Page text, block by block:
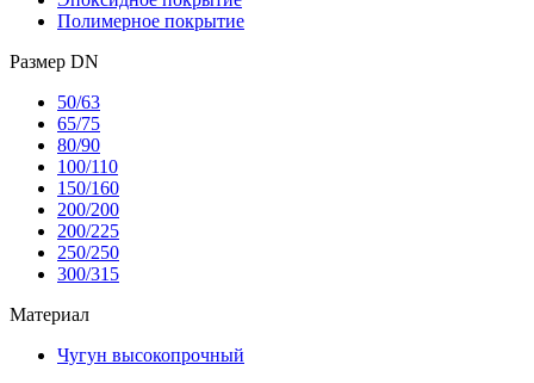
Полимерное покрытие
Размер DN
50/63
65/75
80/90
100/110
150/160
200/200
200/225
250/250
300/315
Материал
Чугун высокопрочный